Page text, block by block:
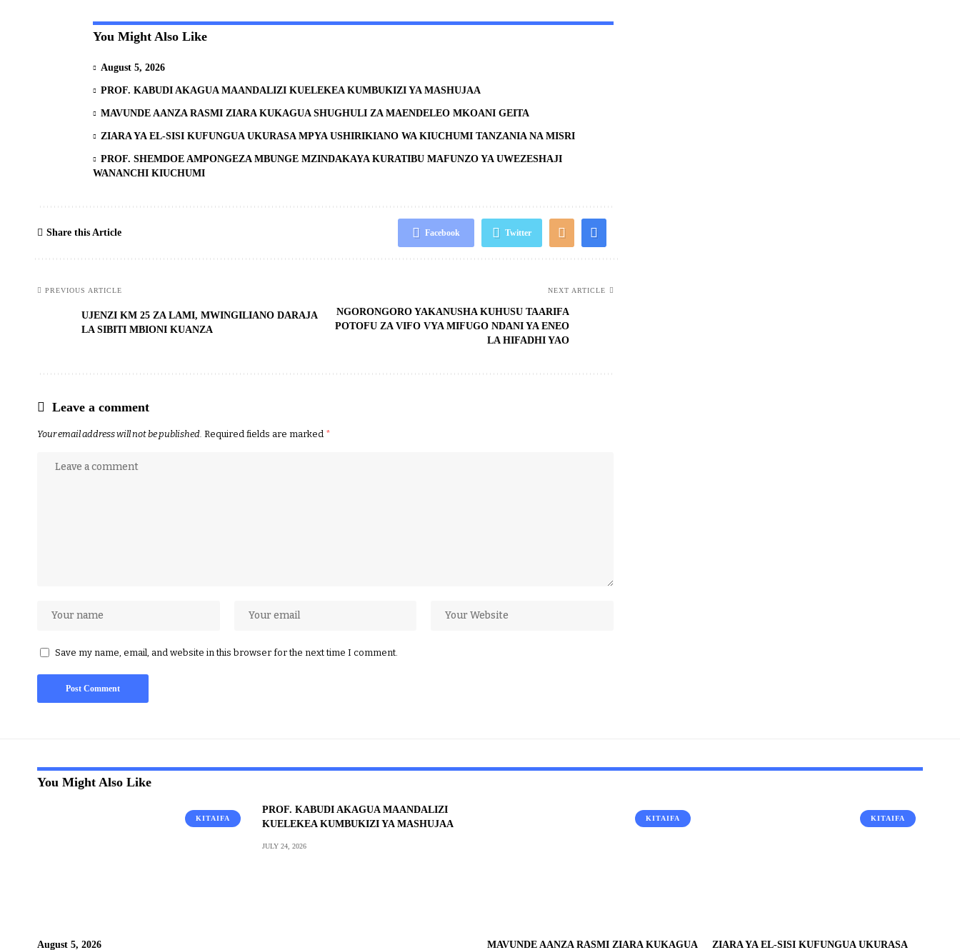
You Might Also Like
August 5, 2026
PROF. KABUDI AKAGUA MAANDALIZI KUELEKEA KUMBUKIZI YA MASHUJAA
MAVUNDE AANZA RASMI ZIARA KUKAGUA SHUGHULI ZA MAENDELEO MKOANI GEITA
ZIARA YA EL-SISI KUFUNGUA UKURASA MPYA USHIRIKIANO WA KIUCHUMI TANZANIA NA MISRI
PROF. SHEMDOE AMPONGEZA MBUNGE MZINDAKAYA KURATIBU MAFUNZO YA UWEZESHAJI
WANANCHI KIUCHUMI
Share this Article Facebook Twitter
PREVIOUS ARTICLE
UJENZI KM 25 ZA LAMI, MWINGILIANO DARAJA
LA SIBITI MBIONI KUANZA
NEXT ARTICLE
NGORONGORO YAKANUSHA KUHUSU TAARIFA
POTOFU ZA VIFO VYA MIFUGO NDANI YA ENEO
LA HIFADHI YAO
Leave a comment
Your email address will not be published. Required fields are marked *
Save my name, email, and website in this browser for the next time I comment.
You Might Also Like
KITAIFA
August 5, 2026
PROF. KABUDI AKAGUA MAANDALIZI
KUELEKEA KUMBUKIZI YA MASHUJAA
JULY 24, 2026
KITAIFA
MAVUNDE AANZA RASMI ZIARA KUKAGUA
KITAIFA
ZIARA YA EL-SISI KUFUNGUA UKURASA